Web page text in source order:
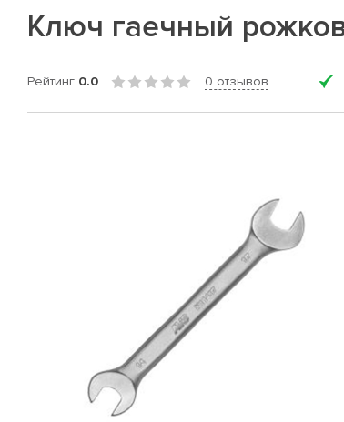
Ключ гаечный
Рейтинг 0.0 0 отзывов